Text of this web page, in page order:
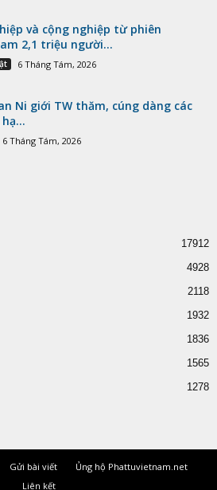
và cộng nghiệp từ phiên
2,1 triệu người...
6 Tháng Tám, 2026
Ni giới TW thăm, cúng dàng các
6 Tháng Tám, 2026
17912
4928
2118
1932
1836
1565
1278
Gửi bài viết
Ủng hộ Phattuvietnam.net
Liên kết